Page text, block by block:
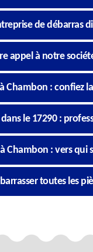
de débarras
appel à notre
Chambon : confiez
le 17290 :
Chambon : vers qui
toutes les